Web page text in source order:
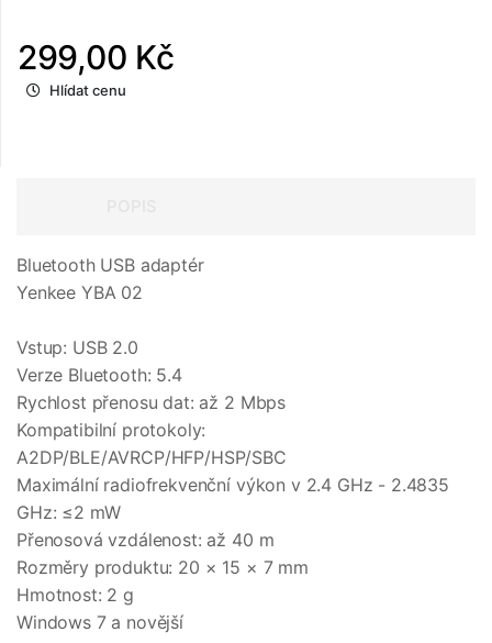
299,00 Kč
Hlídat cenu
Bluetooth USB adaptér
Yenkee YBA 02
Vstup: USB 2.0
Verze Bluetooth: 5.4
Rychlost přenosu dat: až 2 Mbps
Kompatibilní protokoly:
A2DP/BLE/AVRCP/HFP/HSP/SBC
Maximální radiofrekvenční výkon v 2.4 GHz - 2.4835
GHz: ≤2 mW
Přenosová vzdálenost: až 40 m
Rozměry produktu: 20 × 15 × 7 mm
Hmotnost: 2 g
Windows 7 a novější